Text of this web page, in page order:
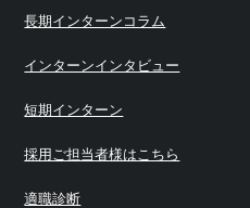
長期インターンコラム
インターンインタビュー
短期インターン
採用ご担当者様はこちら
適職診断